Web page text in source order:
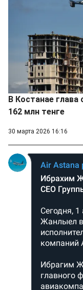
В Костанае глава
162 млн тенге
30 марта 2026 16:16